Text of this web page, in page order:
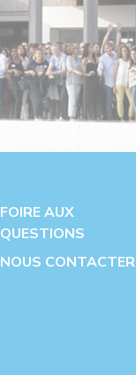
FOIRE AUX
QUESTIONS
NOUS CONTACTER